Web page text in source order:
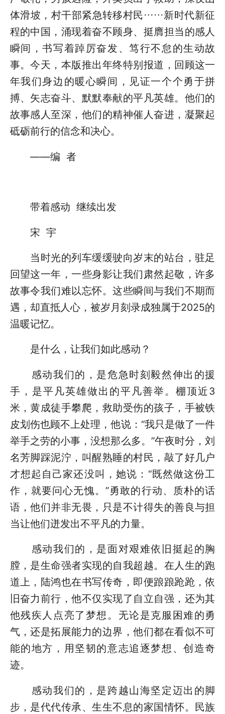
体滑坡，村干部紧急转移村民……新时代新征
程的中国，涌现着奋不顾身、挺膺担当的感人
瞬间，书写着踔厉奋发、笃行不怠的生动故
事。今天，本版推出年终特别报道，回顾这一
年我们身边的暖心瞬间，见证一个个勇于拼
搏、矢志奋斗、默默奉献的平凡英雄。他们的
故事感人至深，他们的精神催人奋进，凝聚起
砥砺前行的信念和决心。
——编 者
带着感动 继续出发
宋 宇
当时光的列车缓缓驶向岁末的站台，驻足
回望这一年，一些身影让我们肃然起敬，许多
故事令我们难以忘怀。这些瞬间与我们不期而
遇，却直抵人心，被岁月刻录成独属于2025的
温暖记忆。
是什么，让我们如此感动？
感动我们的，是危急时刻毅然伸出的援
手，是平凡英雄做出的平凡善举。棚顶近3
米，黄成徒手攀爬，救助受伤的孩子，手被铁
皮划伤也顾不上处理，他说：“我只是做了一件
举手之劳的小事，没想那么多。”午夜时分，刘
名芳脚踩泥泞，叫醒熟睡的村民，敲了好几户
才想起自己家还没叫，她说：“既然做这份工
作，就要问心无愧。”勇敢的行动、质朴的话
语，他们并非无畏，只是不计得失的善良与担
当让他们迸发出不平凡的力量。
感动我们的，是面对艰难依旧挺起的胸
膛，是生命强者实现的自我超越。在人生的跑
道上，陆鸿也在书写传奇，即便踉踉跄跄，依
旧奋力前行，他不仅实现了自立自强，还为其
他残疾人点亮了梦想。无论是克服困难的勇
气，还是拓展能力的边界，他们都在看似不可
能的地方，用坚韧的意志追逐梦想、创造奇
迹。
感动我们的，是跨越山海坚定迈出的脚
步，是代代传承、生生不息的家国情怀。民族